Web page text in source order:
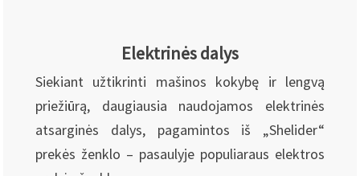
Elektrinės dalys
Siekiant užtikrinti mašinos kokybę ir lengvą
priežiūrą, daugiausia naudojamos elektrinės
atsarginės dalys, pagamintos iš „Shelider“
prekės ženklo – pasaulyje populiaraus elektros